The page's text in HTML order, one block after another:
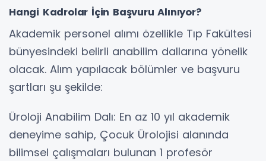
Hangi Kadrolar İçin Başvuru Alınıyor?
Akademik personel alımı özellikle Tıp Fakültesi
bünyesindeki belirli anabilim dallarına yönelik
olacak. Alım yapılacak bölümler ve başvuru
şartları şu şekilde:
Üroloji Anabilim Dalı: En az 10 yıl akademik
deneyime sahip, Çocuk Ürolojisi alanında
bilimsel çalışmaları bulunan 1 profesör